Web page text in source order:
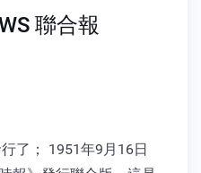
聯合報
了； 1951年9月16日